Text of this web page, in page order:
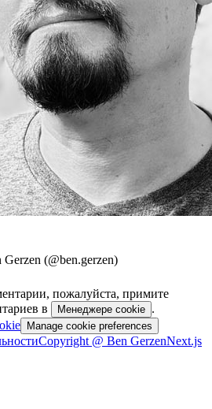
(@ben.gerzen)
пожалуйста, примите
в
Менеджере cookie .
Manage cookie preferences
Copyright @ Ben GerzenNext.js